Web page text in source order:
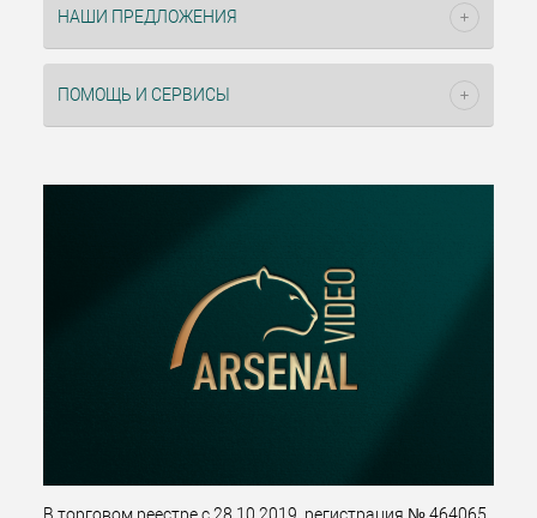
НАШИ ПРЕДЛОЖЕНИЯ
ПОМОЩЬ И СЕРВИСЫ
В торговом реестре с 28.10.2019, регистрация № 464065.